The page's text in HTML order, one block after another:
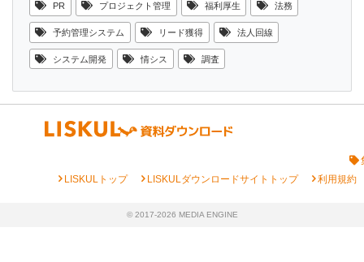
PR プロジェクト管理 福利厚生 法務
予約管理システム リード獲得 法人回線
システム開発 情シス 調査
chevron_rightLISKULトップ chevron_rightLISKULダウンロードサイトトップ chevron_right利用規約
© 2017-2026 MEDIA ENGINE